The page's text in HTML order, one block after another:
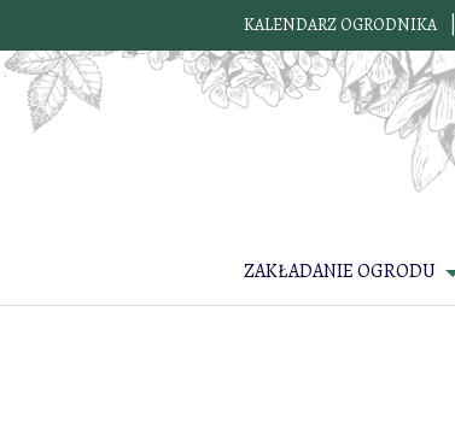
KALENDARZ OGRODNIKA
ZAKŁADANIE OGRODU